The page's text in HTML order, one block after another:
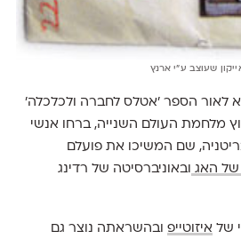
שעוצב ע"י ארנץ
לאור הספר 'אטלס לחברה ולכלכלה'
מלחמת העולם השנייה, ברחו אנשי
שם המשיכו את פועלם
של האג ובאוניברסיטה של רדינג
של איזוטייפובהשראתה נוצר גם